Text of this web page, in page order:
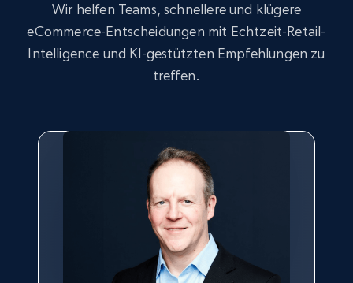
more.
200+ Jetzt anfangen
Google Shopping - collects products from
web using keywords
Wir helfen Teams, schnellere und klügere
eCommerce-Entscheidungen mit Echtzeit-Retail-
Intelligence und KI-gestützten Empfehlungen zu
treffen.